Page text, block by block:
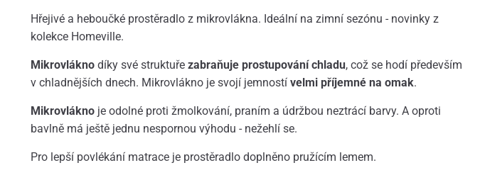
Hřejivé a heboučké prostěradlo z mikrovlákna. Ideální na zimní sezónu - novinky z
kolekce Homeville.
Mikrovláknodíky své struktuře zabraňuje prostupování chladu, což se hodí především
v chladnějších dnech. Mikrovlákno je svojí jemností velmi příjemné na omak.
Mikrovláknoje odolné proti žmolkování, praním a údržbou neztrácí barvy. A oproti
bavlně má ještě jednu nespornou výhodu - nežehlí se.
Pro lepší povlékání matrace je prostěradlo doplněno pružícím lemem.